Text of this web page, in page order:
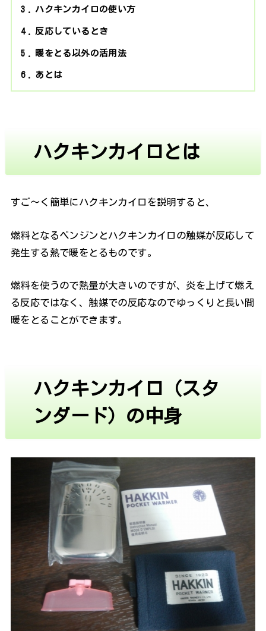
3 ハクキンカイロの使い方
4 反応しているとき
5 暖をとる以外の活用法
6 あとは
ハクキンカイロとは
すご～く簡単にハクキンカイロを説明すると、
燃料となるベンジンとハクキンカイロの触媒が反応して
発生する熱で暖をとるものです。
燃料を使うので熱量が大きいのですが、炎を上げて燃え
る反応ではなく、触媒での反応なのでゆっくりと長い間
暖をとることができます。
ハクキンカイロ（スタ
ンダード）の中身